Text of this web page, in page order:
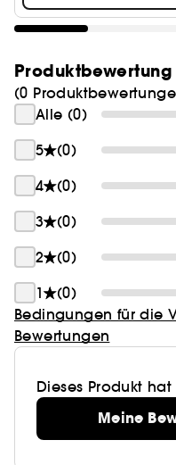
Produktbewertung
(0
Alle (0)
5
(0)
4
(0)
3
(0)
2
(0)
1
(0)
Bedingungen für die
Bewertungen
Dieses Produkt
Meine